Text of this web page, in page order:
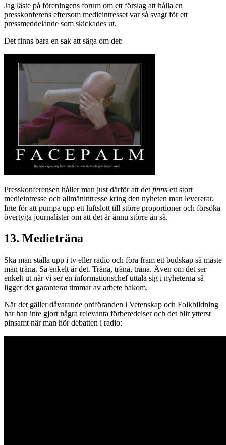
Jag läste på föreningens forum om ett förslag att hålla en
presskonferens eftersom medieintresset var så svagt för ett
pressmeddelande som skickades ut.
Det finns bara en sak att säga om det:
Presskonferensen håller man just därför att det finns ett stort
medieintresse och allmänintresse kring den nyheten man levererar.
Inte för att pumpa upp ett luftslott till större proportioner och försöka
övertyga journalister om att det är ännu större än så.
13. Medieträna
Ska man ställa upp i tv eller radio och föra fram ett budskap så måste
man träna. Så enkelt är det. Träna, träna, träna. Även om det ser
enkelt ut när vi ser en informationschef uttala sig i nyheterna så
ligger det garanterat timmar av arbete bakom.
När det gäller dåvarande ordföranden i Vetenskap och Folkbildning
har han inte gjort några relevanta förberedelser och det blir ytterst
pinsamt när man hör debatten i radio: